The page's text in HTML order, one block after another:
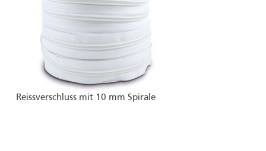
Reissverschluss mit 10 mm Spirale